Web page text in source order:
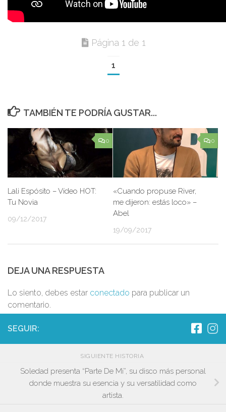
Página 1 de 1
1
TAMBIÉN TE PODRÍA GUSTAR...
0
Lali Espósito – Vídeo HOT:
Tu Novia
09/12/2017
0
«Cuando propuse River,
me dijeron: estás loco» –
Abel
19/09/2017
DEJA UNA RESPUESTA
Lo siento, debes estar conectado para publicar un
comentario.
SEGUIR:
SIGUIENTE HISTORIA
Soledad presenta “Parte De Mí”, su disco más personal
donde muestra su esencia y su versatilidad como
artista.